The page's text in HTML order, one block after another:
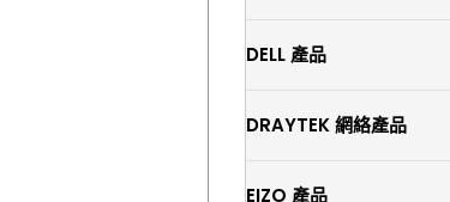
DELL 產品
DRAYTEK 網絡產品
EIZO 產品